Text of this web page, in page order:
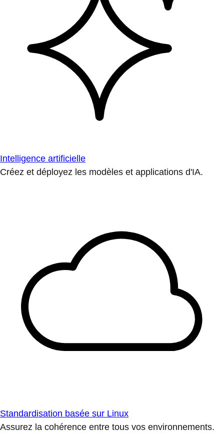
Intelligence artificielle
Créez et déployez les modèles et applications d'IA.
Standardisation basée sur Linux
Assurez la cohérence entre tous vos environnements.